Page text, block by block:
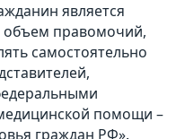
является
объем правомочий,
самостоятельно
помощи –
граждан РФ».